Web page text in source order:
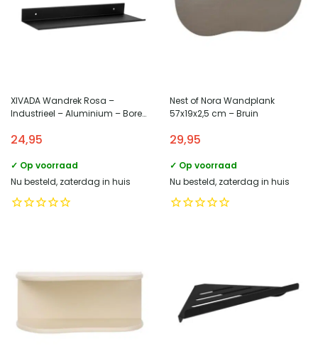
XIVADA Wandrek Rosa –
Industrieel – Aluminium – Boren
24,95
✓ Op voorraad
Nu besteld, zaterdag in huis
Nest of Nora Wandplank
57x19x2,5 cm – Bruin
29,95
✓ Op voorraad
Nu besteld, zaterdag in huis